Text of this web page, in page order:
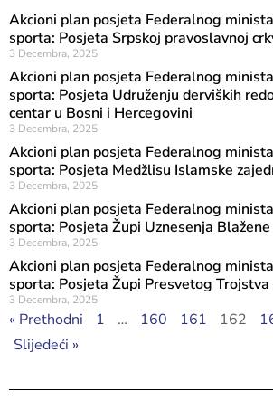
Akcioni plan posjeta Federalnog
sporta: Posjeta Srpskoj pravoslavnoj
3 Decembra, 2025
Akcioni plan posjeta Federalnog
sporta: Posjeta Udruženju derviških
centar u Bosni i Hercegovini
3 Decembra, 2025
Akcioni plan posjeta Federalnog
sporta: Posjeta Medžlisu Islamske
3 Decembra, 2025
Akcioni plan posjeta Federalnog
sporta: Posjeta Župi Uznesenja
3 Decembra, 2025
Akcioni plan posjeta Federalnog
sporta: Posjeta Župi Presvetog Trojstva
3 Decembra, 2025
« Prethodni 1 … 160 161 162
Slijedeći »